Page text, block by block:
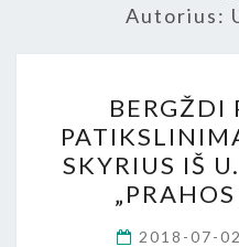
Autorius:
BERGŽDI
SKYRIUS IŠ
2018-07-02